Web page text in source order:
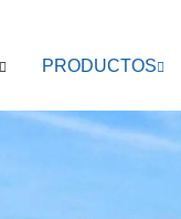
PRODUCTOS